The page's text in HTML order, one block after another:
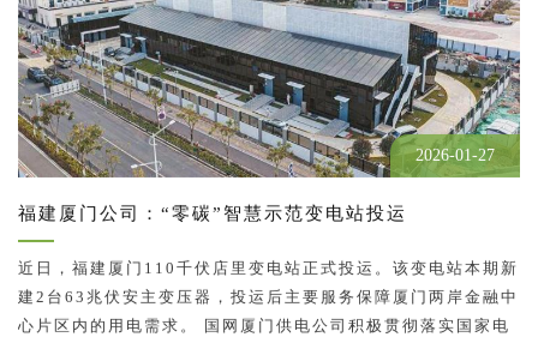
2026-01-27
福建厦门公司：“零碳”智慧示范变电站投运
近日，福建厦门110千伏店里变电站正式投运。该变电站本期新
建2台63兆伏安主变压器，投运后主要服务保障厦门两岸金融中
心片区内的用电需求。 国网厦门供电公司积极贯彻落实国家电